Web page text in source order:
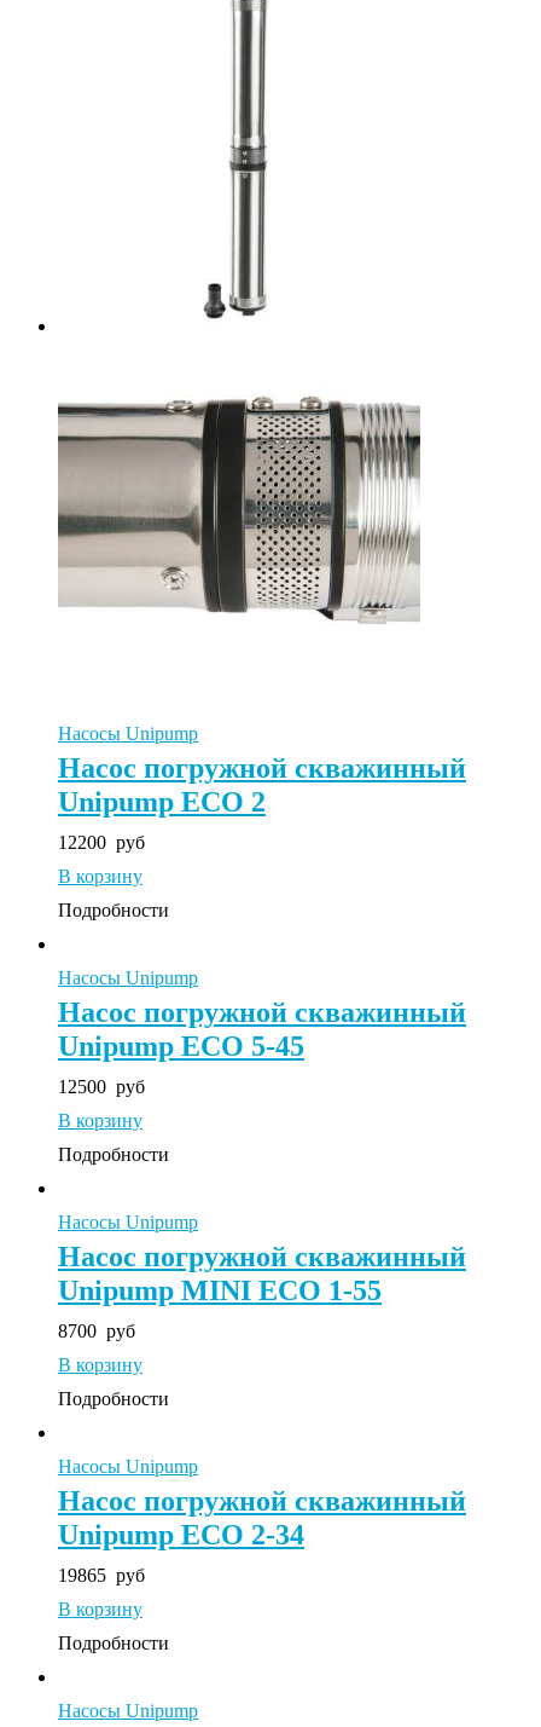
Насосы Unipump
Насос погружной скважинный
Unipump ECO 2
12200 руб
В корзину
Подробности
Насосы Unipump
Насос погружной скважинный
Unipump ECO 5-45
12500 руб
В корзину
Подробности
Насосы Unipump
Насос погружной скважинный
Unipump MINI ECO 1-55
8700 руб
В корзину
Подробности
Насосы Unipump
Насос погружной скважинный
Unipump ECO 2-34
19865 руб
В корзину
Подробности
Насосы Unipump